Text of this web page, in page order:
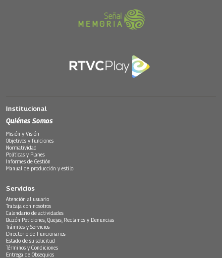
Institucional
Quiénes Somos
Misión y Visión
Objetivos y funciones
Normatividad
Políticas y Planes
Informes de Gestión
Manual de producción y estilo
Servicios
Atención al usuario
Trabaja con nosotros
Calendario de actividades
Buzón Peticiones, Quejas, Reclamos y Denuncias
Trámites y Servicios
Directorio de Funcionarios
Estado de su solicitud
Términos y Condiciones
Entrega de Obsequios